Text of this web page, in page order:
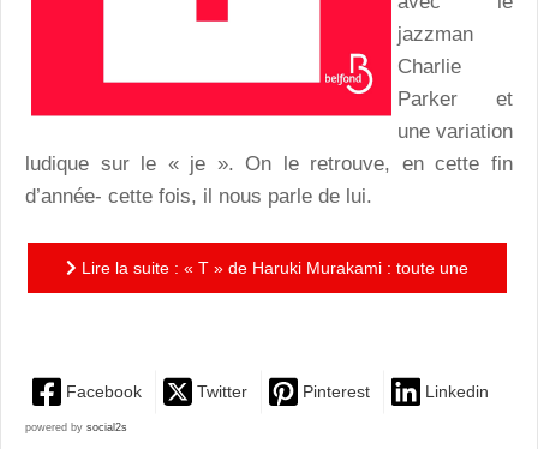
jazzman
Charlie
Parker et
une variation
ludique sur le « je ». On le retrouve, en cette fin
d’année- cette fois, il nous parle de lui.
Lire la suite : « T » de Haruki Murakami : toute une
Facebook Twitter Pinterest Linkedin
powered by social2s